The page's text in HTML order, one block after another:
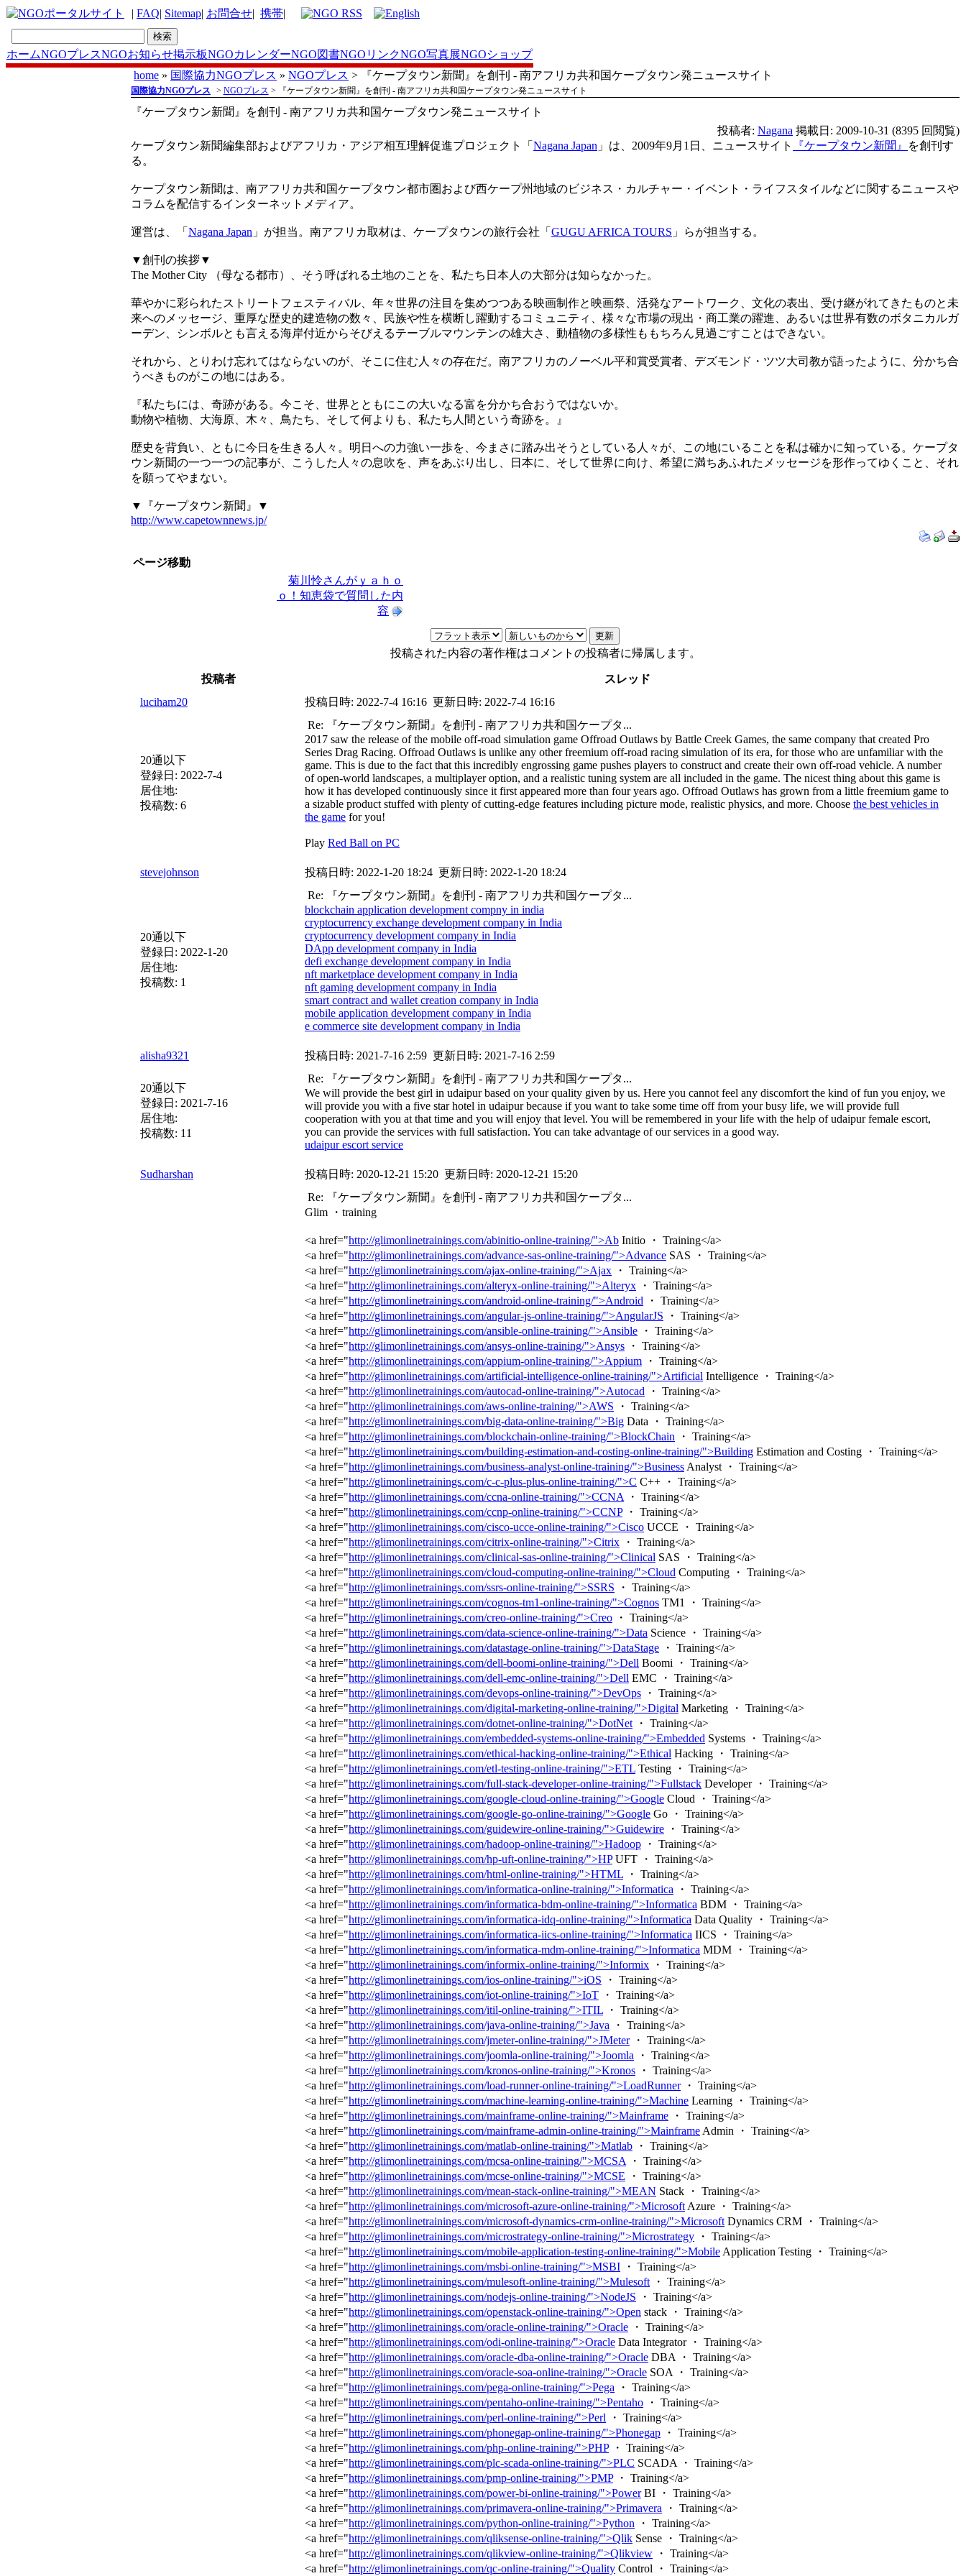
| FAQ| Sitemap| お問合せ| 携帯|
ホームNGOプレスNGOお知らせ掲示板NGOカレンダーNGO図書NGOリンクNGO写真展NGOショップ
home » 国際協力NGOプレス » NGOプレス > 『ケープタウン新聞』を創刊 - 南アフリカ共和国ケープタウン発ニュースサイト
国際協力NGOプレス > NGOプレス > 『ケープタウン新聞』を創刊 - 南アフリカ共和国ケープタウン発ニュースサイト
『ケープタウン新聞』を創刊 - 南アフリカ共和国ケープタウン発ニュースサイト
投稿者: Nagana 掲載日: 2009-10-31 (8395 回閲覧)
ケープタウン新聞編集部およびアフリカ・アジア相互理解促進プロジェクト「 Nagana Japan 」は、2009年9月1日、ニュースサイト 『ケープタウン新聞』
を創刊す
る。
ケープタウン新聞は、南アフリカ共和国ケープタウン都市圏および西ケープ州地域のビジネス・カルチャー・イベント・ライフスタイルなどに関するニュースや
コラムを配信するインターネットメディア。
運営は、「 Nagana Japan 」が担当。南アフリカ取材は、ケープタウンの旅行会社「 GUGU AFRICA TOURS 」らが担当する。
▼創刊の挨拶▼
The Mother City （母なる都市）、そう呼ばれる土地のことを、私たち日本人の大部分は知らなかった。
華やかに彩られたストリートフェスティバル、年々世界の注目を集めつつある映画制作と映画祭、活発なアートワーク、文化の表出、受け継がれてきたものと未
来へのメッセージ、重厚な歴史的建造物の数々、民族や性を横断し躍動するコミュニティ、様々な市場の現出・商工業の躍進、あるいは世界有数のボタニカルガ
ーデン、シンボルとも言える海岸付近からそびえるテーブルマウンテンの雄大さ、動植物の多様性ももちろん見過ごすことはできない。
それから、とりわけ忘れてはならないのが、そこに住む人々の存在だ。南アフリカのノーベル平和賞受賞者、デズモンド・ツツ大司教が語ったように、分かち合
うべきものがこの地にはある。
『私たちには、奇跡がある。今こそ、世界とともにこの大いなる富を分かち合おうではないか。
動物や植物、大海原、木々、鳥たち、そして何よりも、私たち人間という奇跡を。』
歴史を背負い、ともに今日を生きる人々。明日への力強い一歩を、今まさに踏み出そうとしている人々が、この地にいることを私は確かに知っている。ケープタ
ウン新聞の一つ一つの記事が、こうした人々の息吹を、声をあぶり出し、日本に、そして世界に向け、希望に満ちあふれたメッセージを形作ってゆくこと、それ
を願ってやまない。
▼『ケープタウン新聞』▼
http://www.capetownnews.jp/
ページ移動
菊川怜さんがｙａｈｏ
ｏ！知恵袋で質問した内
容
投稿された内容の著作権はコメントの投稿者に帰属します。
投稿者
スレッド
luciham20
投稿日時: 2022-7-4 16:16 更新日時: 2022-7-4 16:16
20通以下
登録日: 2022-7-4
居住地:
投稿数: 6
Re: 『ケープタウン新聞』を創刊 - 南アフリカ共和国ケープタ...
2017 saw the release of the mobile off-road simulation game Offroad Outlaws by Battle Creek Games, the same company that created Pro
Series Drag Racing. Offroad Outlaws is unlike any other freemium off-road racing simulation of its era, for those who are unfamiliar with the
game. This is due to the fact that this incredibly engrossing game pushes players to construct and create their own off-road vehicle. A number
of open-world landscapes, a multiplayer option, and a realistic tuning system are all included in the game. The nicest thing about this game is
how it has developed continuously since it first appeared more than four years ago. Offroad Outlaws has grown from a little freemium game to
a sizable product stuffed with plenty of cutting-edge features including picture mode, realistic physics, and more. Choose the best vehicles in
the game for you!
Play Red Ball on PC
stevejohnson 投稿日時: 2022-1-20 18:24 更新日時: 2022-1-20 18:24
20通以下
登録日: 2022-1-20
居住地:
投稿数: 1
Re: 『ケープタウン新聞』を創刊 - 南アフリカ共和国ケープタ...
blockchain application development compny in india
cryptocurrency exchange development company in India
cryptocurrency development company in India
DApp development company in India
defi exchange development company in India
nft marketplace development company in India
nft gaming development company in India
smart contract and wallet creation company in India
mobile application development company in India
e commerce site development company in India
alisha9321 投稿日時: 2021-7-16 2:59 更新日時: 2021-7-16 2:59
20通以下
登録日: 2021-7-16
居住地:
投稿数: 11
Re: 『ケープタウン新聞』を創刊 - 南アフリカ共和国ケープタ...
We will provide the best girl in udaipur based on your quality given by us. Here you cannot feel any discomfort the kind of fun you enjoy, we
will provide you with a five star hotel in udaipur because if you want to take some time off from your busy life, we will provide full
cooperation with you at that time and you will enjoy that level. You will be remembered in your life with the help of udaipur female escort,
you can provide the services with full satisfaction. You can take advantage of our services in a good way.
udaipur escort service
Sudharshan 投稿日時: 2020-12-21 15:20 更新日時: 2020-12-21 15:20
Re: 『ケープタウン新聞』を創刊 - 南アフリカ共和国ケープタ...
Glim ・training
<a href="http://glimonlinetrainings.com/abinitio-online-training/">Ab Initio ・ Training</a>
<a href="http://glimonlinetrainings.com/advance-sas-online-training/">Advance SAS ・ Training</a>
<a href="http://glimonlinetrainings.com/ajax-online-training/">Ajax ・ Training</a>
<a href="http://glimonlinetrainings.com/alteryx-online-training/">Alteryx ・ Training</a>
<a href="http://glimonlinetrainings.com/android-online-training/">Android ・ Training</a>
<a href="http://glimonlinetrainings.com/angular-js-online-training/">AngularJS ・ Training</a>
<a href="http://glimonlinetrainings.com/ansible-online-training/">Ansible ・ Training</a>
<a href="http://glimonlinetrainings.com/ansys-online-training/">Ansys ・ Training</a>
<a href="http://glimonlinetrainings.com/appium-online-training/">Appium ・ Training</a>
<a href="http://glimonlinetrainings.com/artificial-intelligence-online-training/">Artificial Intelligence ・ Training</a>
<a href="http://glimonlinetrainings.com/autocad-online-training/">Autocad ・ Training</a>
<a href="http://glimonlinetrainings.com/aws-online-training/">AWS ・ Training</a>
<a href="http://glimonlinetrainings.com/big-data-online-training/">Big Data ・ Training</a>
<a href="http://glimonlinetrainings.com/blockchain-online-training/">BlockChain ・ Training</a>
<a href="http://glimonlinetrainings.com/building-estimation-and-costing-online-training/">Building Estimation and Costing ・ Training</a>
<a href="http://glimonlinetrainings.com/business-analyst-online-training/">Business Analyst ・ Training</a>
<a href="http://glimonlinetrainings.com/c-c-plus-plus-online-training/">C C++ ・ Training</a>
<a href="http://glimonlinetrainings.com/ccna-online-training/">CCNA ・ Training</a>
<a href="http://glimonlinetrainings.com/ccnp-online-training/">CCNP・ Training</a>
<a href="http://glimonlinetrainings.com/cisco-ucce-online-training/">Cisco UCCE ・ Training</a>
<a href="http://glimonlinetrainings.com/citrix-online-training/">Citrix ・ Training</a>
<a href="http://glimonlinetrainings.com/clinical-sas-online-training/">Clinical SAS ・ Training</a>
<a href="http://glimonlinetrainings.com/cloud-computing-online-training/">Cloud Computing ・ Training</a>
<a href="http://glimonlinetrainings.com/ssrs-online-training/">SSRS ・ Training</a>
<a href="http://glimonlinetrainings.com/cognos-tm1-online-training/">Cognos TM1 ・ Training</a>
<a href="http://glimonlinetrainings.com/creo-online-training/">Creo ・ Training</a>
<a href="http://glimonlinetrainings.com/data-science-online-training/">Data Science ・ Training</a>
<a href="http://glimonlinetrainings.com/datastage-online-training/">DataStage ・ Training</a>
<a href="http://glimonlinetrainings.com/dell-boomi-online-training/">Dell Boomi ・ Training</a>
<a href="http://glimonlinetrainings.com/dell-emc-online-training/">Dell EMC ・ Training</a>
<a href="http://glimonlinetrainings.com/devops-online-training/">DevOps ・ Training</a>
<a href="http://glimonlinetrainings.com/digital-marketing-online-training/">Digital Marketing ・ Training</a>
<a href="http://glimonlinetrainings.com/dotnet-online-training/">DotNet ・ Training</a>
<a href="http://glimonlinetrainings.com/embedded-systems-online-training/">Embedded Systems ・ Training</a>
<a href="http://glimonlinetrainings.com/ethical-hacking-online-training/">Ethical Hacking ・ Training</a>
<a href="http://glimonlinetrainings.com/etl-testing-online-training/">ETL Testing ・ Training</a>
<a href="http://glimonlinetrainings.com/full-stack-developer-online-training/">Fullstack Developer ・ Training</a>
<a href="http://glimonlinetrainings.com/google-cloud-online-training/">Google Cloud ・ Training</a>
<a href="http://glimonlinetrainings.com/google-go-online-training/">Google Go ・ Training</a>
<a href="http://glimonlinetrainings.com/guidewire-online-training/">Guidewire ・ Training</a>
<a href="http://glimonlinetrainings.com/hadoop-online-training/">Hadoop ・ Training</a>
<a href="http://glimonlinetrainings.com/hp-uft-online-training/">HPUFT ・ Training</a>
<a href="http://glimonlinetrainings.com/html-online-training/">HTML ・ Training</a>
<a href="http://glimonlinetrainings.com/informatica-online-training/">Informatica ・ Training</a>
<a href="http://glimonlinetrainings.com/informatica-bdm-online-training/">Informatica BDM ・ Training</a>
<a href="http://glimonlinetrainings.com/informatica-idq-online-training/">Informatica Data Quality ・ Training</a>
<a href="http://glimonlinetrainings.com/informatica-iics-online-training/">Informatica IICS ・ Training</a>
<a href="http://glimonlinetrainings.com/informatica-mdm-online-training/">Informatica MDM ・ Training</a>
<a href="http://glimonlinetrainings.com/informix-online-training/">Informix ・ Training</a>
<a href="http://glimonlinetrainings.com/ios-online-training/">iOS ・ Training</a>
<a href="http://glimonlinetrainings.com/iot-online-training/">IoT ・ Training</a>
<a href="http://glimonlinetrainings.com/itil-online-training/">ITIL ・ Training</a>
<a href="http://glimonlinetrainings.com/java-online-training/">Java ・ Training</a>
<a href="http://glimonlinetrainings.com/jmeter-online-training/">JMeter・ Training</a>
<a href="http://glimonlinetrainings.com/joomla-online-training/">Joomla ・ Training</a>
<a href="http://glimonlinetrainings.com/kronos-online-training/">Kronos ・ Training</a>
<a href="http://glimonlinetrainings.com/load-runner-online-training/">LoadRunner・ Training</a>
<a href="http://glimonlinetrainings.com/machine-learning-online-training/">Machine Learning ・ Training</a>
<a href="http://glimonlinetrainings.com/mainframe-online-training/">Mainframe ・ Training</a>
<a href="http://glimonlinetrainings.com/mainframe-admin-online-training/">Mainframe Admin ・ Training</a>
<a href="http://glimonlinetrainings.com/matlab-online-training/">Matlab ・ Training</a>
<a href="http://glimonlinetrainings.com/mcsa-online-training/">MCSA ・ Training</a>
<a href="http://glimonlinetrainings.com/mcse-online-training/">MCSE ・ Training</a>
<a href="http://glimonlinetrainings.com/mean-stack-online-training/">MEAN Stack ・ Training</a>
<a href="http://glimonlinetrainings.com/microsoft-azure-online-training/">Microsoft Azure ・ Training</a>
<a href="http://glimonlinetrainings.com/microsoft-dynamics-crm-online-training/">Microsoft Dynamics CRM ・ Training</a>
<a href="http://glimonlinetrainings.com/microstrategy-online-training/">Microstrategy ・ Training</a>
<a href="http://glimonlinetrainings.com/mobile-application-testing-online-training/">Mobile Application Testing ・ Training</a>
<a href="http://glimonlinetrainings.com/msbi-online-training/">MSBI ・ Training</a>
<a href="http://glimonlinetrainings.com/mulesoft-online-training/">Mulesoft ・ Training</a>
<a href="http://glimonlinetrainings.com/nodejs-online-training/">NodeJS ・ Training</a>
<a href="http://glimonlinetrainings.com/openstack-online-training/">Open stack ・ Training</a>
<a href="http://glimonlinetrainings.com/oracle-online-training/">Oracle ・ Training</a>
<a href="http://glimonlinetrainings.com/odi-online-training/">Oracle Data Integrator ・ Training</a>
<a href="http://glimonlinetrainings.com/oracle-dba-online-training/">Oracle DBA ・ Training</a>
<a href="http://glimonlinetrainings.com/oracle-soa-online-training/">Oracle SOA ・ Training</a>
<a href="http://glimonlinetrainings.com/pega-online-training/">Pega ・ Training</a>
<a href="http://glimonlinetrainings.com/pentaho-online-training/">Pentaho ・ Training</a>
<a href="http://glimonlinetrainings.com/perl-online-training/">Perl ・ Training</a>
<a href="http://glimonlinetrainings.com/phonegap-online-training/">Phonegap ・ Training</a>
<a href="http://glimonlinetrainings.com/php-online-training/">PHP・ Training</a>
<a href="http://glimonlinetrainings.com/plc-scada-online-training/">PLC SCADA ・ Training</a>
<a href="http://glimonlinetrainings.com/pmp-online-training/">PMP・ Training</a>
<a href="http://glimonlinetrainings.com/power-bi-online-training/">PowerBI ・ Training</a>
<a href="http://glimonlinetrainings.com/primavera-online-training/">Primavera ・ Training</a>
<a href="http://glimonlinetrainings.com/python-online-training/">Python ・ Training</a>
<a href="http://glimonlinetrainings.com/qliksense-online-training/">Qlik Sense ・ Training</a>
<a href="http://glimonlinetrainings.com/qlikview-online-training/">Qlikview ・ Training</a>
<a href="http://glimonlinetrainings.com/qc-online-training/">Quality Control ・ Training</a>